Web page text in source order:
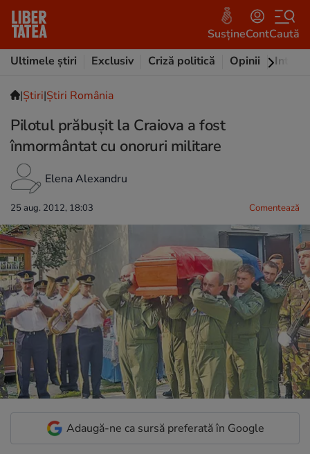
SusțineContCaută
Ultimele știri
Exclusiv Criză politică Opinii
|Ştiri|Știri România
Pilotul prăbuşit la Craiova a fost
înmormântat cu onoruri militare
Elena Alexandru
25 aug. 2012, 18:03 Comentează
Adaugă-ne ca sursă preferată în Google